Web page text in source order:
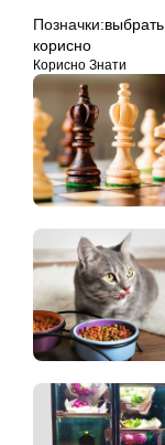
Позначки:выбрать
корисно
Корисно Знати